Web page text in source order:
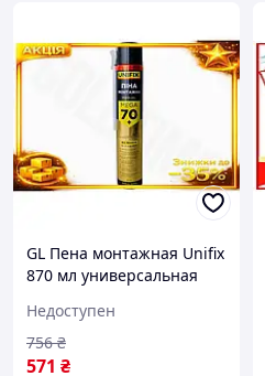
GL Пена монтажная Unifix
870 мл универсальная
окон и дверей герметик
для швов LO31\PR
Недоступен
571 ₴
756 ₴